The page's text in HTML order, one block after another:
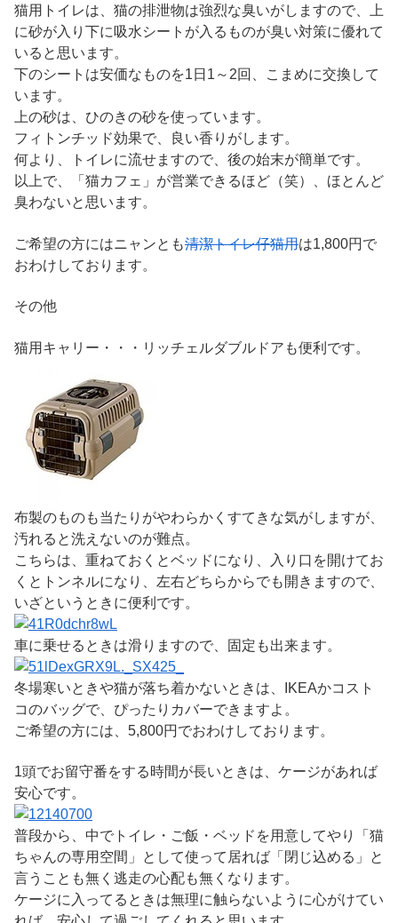
猫用トイレは、猫の排泄物は強烈な臭いがしますので、上
に砂が入り下に吸水シートが入るものが臭い対策に優れて
いると思います。
下のシートは安価なものを1日1～2回、こまめに交換して
います。
上の砂は、ひのきの砂を使っています。
フィトンチッド効果で、良い香りがします。
何より、トイレに流せますので、後の始末が簡単です。
以上で、「猫カフェ」が営業できるほど（笑）、ほとんど
臭わないと思います。
ご希望の方にはニャンとも清潔トイレ仔猫用は1,800円で
おわけしております。
その他
猫用キャリー・・・リッチェルダブルドアも便利です。
布製のものも当たりがやわらかくすてきな気がしますが、
汚れると洗えないのが難点。
こちらは、重ねておくとベッドになり、入り口を開けてお
くとトンネルになり、左右どちらからでも開きますので、
いざというときに便利です。
車に乗せるときは滑りますので、固定も出来ます。
冬場寒いときや猫が落ち着かないときは、IKEAかコスト
コのバッグで、ぴったりカバーできますよ。
ご希望の方には、5,800円でおわけしております。
1頭でお留守番をする時間が長いときは、ケージがあれば
安心です。
普段から、中でトイレ・ご飯・ベッドを用意してやり「猫
ちゃんの専用空間」として使って居れば「閉じ込める」と
言うことも無く逃走の心配も無くなります。
ケージに入ってるときは無理に触らないように心がけてい